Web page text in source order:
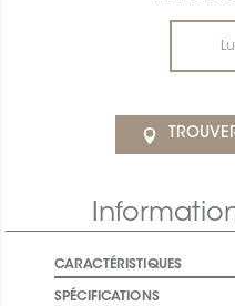
CARACTÉRISTIQUES
SPÉCIFICATIONS